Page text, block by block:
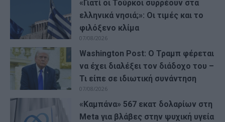
«Γιατί οι Τούρκοι συρρέουν στα
ελληνικά νησιά;»: Οι τιμές και το
φιλόξενο κλίμα
07/08/2026
Washington Post: Ο Τραμπ φέρεται
να έχει διαλέξει τον διάδοχο του –
Τι είπε σε ιδιωτική συνάντηση
07/08/2026
«Καμπάνα» 567 εκατ δολαρίων στη
Meta για βλάβες στην ψυχική υγεία